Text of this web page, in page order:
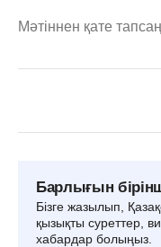
Мәтіннен қате
Барлығын
Бізге жазылып,
қызықты суреттер,
хабардар болыңыз.